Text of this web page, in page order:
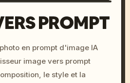
c, cyberpunk sunset, neon
colors, 8k --v 6.0
PROMPT
en prompt d'image IA
image vers prompt
le style et la